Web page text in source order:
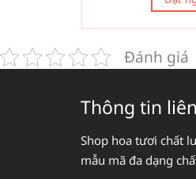
Đánh giá
Thông tin
Shop hoa tươi chất
mẫu mã đa dạng